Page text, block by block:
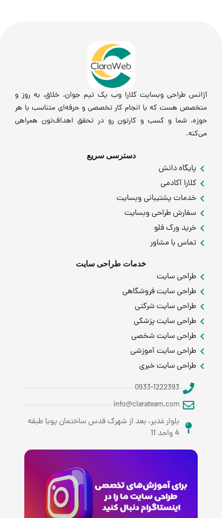
آژانس طراحی وبسایت کلارا وب یک تیم جوان، خلاق، به روز و
متخصص هست که با انجام کار تخصصی و حرفه‌ای متناسب با هر
حوزه، شما و کسب و کارتون رو در تحقق اهداف‌تون همراهی
می‌کنه.
دسترسی سریع
پایگاه دانش
کلارا آکادمی
خدمات پشتیبانی وبسایت
سفارش طراحی وبسایت
خرید ورک فلو
تماس با مشاور
خدمات طراحی سایت
طراحی سایت
طراحی سایت فروشگاهی
طراحی سایت شرکتی
طراحی سایت پزشکی
طراحی سایت شخصی
طراحی سایت آموزشی
طراحی سایت خبری
0933-1222393
info@clarateam.com
بلوار غدیر، بعد از شهرک قدس ساختمان پویا طبقه
4 واحد 11